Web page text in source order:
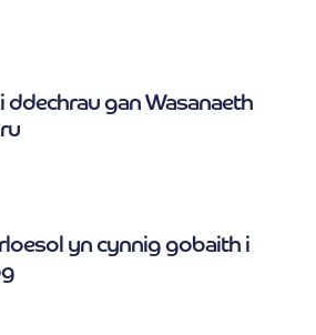
gan Wasanaeth
yn cynnig gobaith i